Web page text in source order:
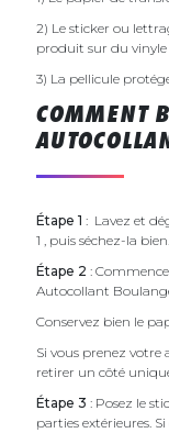
2) Le sticker ou
produit sur du vinyle
3) La pellicule
COMMENT
Étape 1 : Lavez et
1 , puis séchez-la bien.
Étape 2 :
Autocollant
Conservez bien le
Si vous prenez
retirer un côté
Étape 3 : Posez le
parties extérieures.